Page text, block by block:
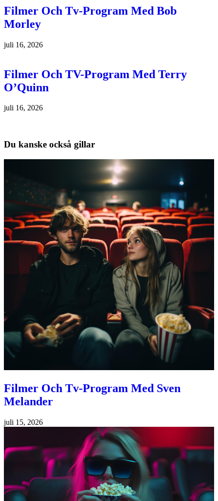
Filmer Och Tv-Program Med Bob
Morley
juli 16, 2026
Filmer Och TV-Program Med Terry
O’Quinn
juli 16, 2026
Du kanske också gillar
Filmer Och Tv-Program Med Sven
Melander
juli 15, 2026